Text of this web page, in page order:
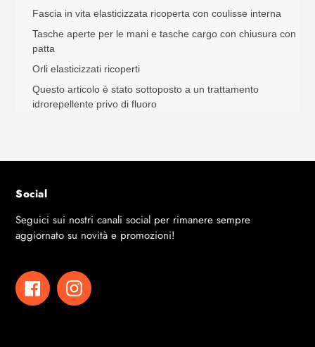
Fascia in vita elasticizzata ricoperta con coulisse interna
Tasche aperte per le mani e tasche cargo con chiusura con
patta
Orli elasticizzati ricoperti
Questo articolo è stato sottoposto a un trattamento
idrorepellente privo di fluoro
Social
Seguici sui nostri canali social per rimanere sempre
aggiornato su novità e promozioni!
FacebookInstagram